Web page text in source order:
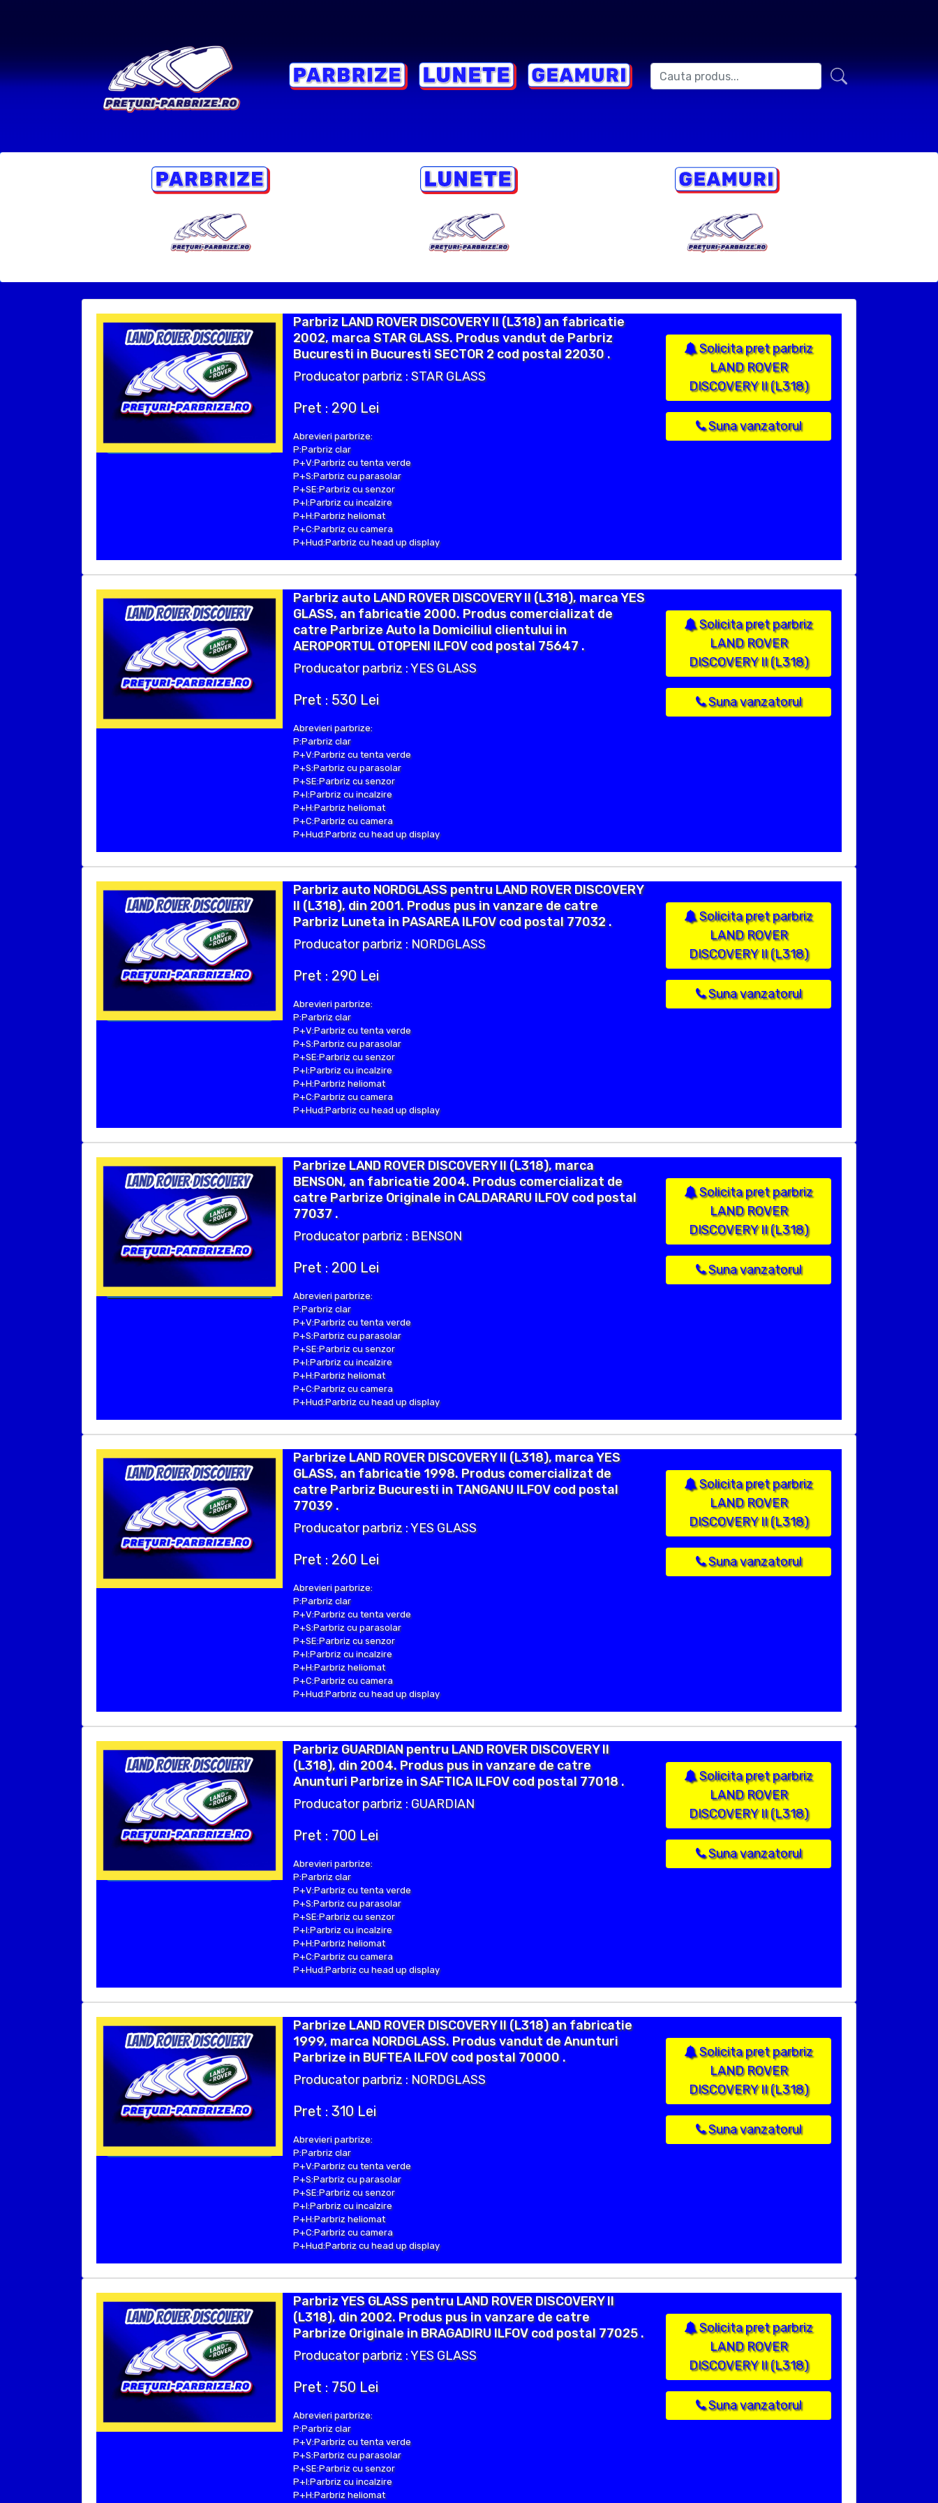
Parbriz LAND ROVER DISCOVERY II (L318) an fabricatie
2002, marca STAR GLASS. Produs vandut de Parbriz
Bucuresti in Bucuresti SECTOR 2 cod postal 22030 .
Producator parbriz : STAR GLASS
Pret : 290 Lei
Abrevieri parbrize:
P:Parbriz clar
P+V:Parbriz cu tenta verde
P+S:Parbriz cu parasolar
P+SE:Parbriz cu senzor
P+I:Parbriz cu incalzire
P+H:Parbriz heliomat
P+C:Parbriz cu camera
P+Hud:Parbriz cu head up display
Solicita pret parbriz
LAND ROVER
DISCOVERY II (L318)
Suna vanzatorul
Parbriz auto LAND ROVER DISCOVERY II (L318), marca YES
GLASS, an fabricatie 2000. Produs comercializat de
catre Parbrize Auto la Domiciliul clientului in
AEROPORTUL OTOPENI ILFOV cod postal 75647 .
Producator parbriz : YES GLASS
Pret : 530 Lei
Abrevieri parbrize:
P:Parbriz clar
P+V:Parbriz cu tenta verde
P+S:Parbriz cu parasolar
P+SE:Parbriz cu senzor
P+I:Parbriz cu incalzire
P+H:Parbriz heliomat
P+C:Parbriz cu camera
P+Hud:Parbriz cu head up display
Solicita pret parbriz
LAND ROVER
DISCOVERY II (L318)
Suna vanzatorul
Parbriz auto NORDGLASS pentru LAND ROVER DISCOVERY
II (L318), din 2001. Produs pus in vanzare de catre
Parbriz Luneta in PASAREA ILFOV cod postal 77032 .
Producator parbriz : NORDGLASS
Pret : 290 Lei
Abrevieri parbrize:
P:Parbriz clar
P+V:Parbriz cu tenta verde
P+S:Parbriz cu parasolar
P+SE:Parbriz cu senzor
P+I:Parbriz cu incalzire
P+H:Parbriz heliomat
P+C:Parbriz cu camera
P+Hud:Parbriz cu head up display
Solicita pret parbriz
LAND ROVER
DISCOVERY II (L318)
Suna vanzatorul
Parbrize LAND ROVER DISCOVERY II (L318), marca
BENSON, an fabricatie 2004. Produs comercializat de
catre Parbrize Originale in CALDARARU ILFOV cod postal
77037 .
Producator parbriz : BENSON
Pret : 200 Lei
Abrevieri parbrize:
P:Parbriz clar
P+V:Parbriz cu tenta verde
P+S:Parbriz cu parasolar
P+SE:Parbriz cu senzor
P+I:Parbriz cu incalzire
P+H:Parbriz heliomat
P+C:Parbriz cu camera
P+Hud:Parbriz cu head up display
Solicita pret parbriz
LAND ROVER
DISCOVERY II (L318)
Suna vanzatorul
Parbrize LAND ROVER DISCOVERY II (L318), marca YES
GLASS, an fabricatie 1998. Produs comercializat de
catre Parbriz Bucuresti in TANGANU ILFOV cod postal
77039 .
Producator parbriz : YES GLASS
Pret : 260 Lei
Abrevieri parbrize:
P:Parbriz clar
P+V:Parbriz cu tenta verde
P+S:Parbriz cu parasolar
P+SE:Parbriz cu senzor
P+I:Parbriz cu incalzire
P+H:Parbriz heliomat
P+C:Parbriz cu camera
P+Hud:Parbriz cu head up display
Solicita pret parbriz
LAND ROVER
DISCOVERY II (L318)
Suna vanzatorul
Parbriz GUARDIAN pentru LAND ROVER DISCOVERY II
(L318), din 2004. Produs pus in vanzare de catre
Anunturi Parbrize in SAFTICA ILFOV cod postal 77018 .
Producator parbriz : GUARDIAN
Pret : 700 Lei
Abrevieri parbrize:
P:Parbriz clar
P+V:Parbriz cu tenta verde
P+S:Parbriz cu parasolar
P+SE:Parbriz cu senzor
P+I:Parbriz cu incalzire
P+H:Parbriz heliomat
P+C:Parbriz cu camera
P+Hud:Parbriz cu head up display
Solicita pret parbriz
LAND ROVER
DISCOVERY II (L318)
Suna vanzatorul
Parbrize LAND ROVER DISCOVERY II (L318) an fabricatie
1999, marca NORDGLASS. Produs vandut de Anunturi
Parbrize in BUFTEA ILFOV cod postal 70000 .
Producator parbriz : NORDGLASS
Pret : 310 Lei
Abrevieri parbrize:
P:Parbriz clar
P+V:Parbriz cu tenta verde
P+S:Parbriz cu parasolar
P+SE:Parbriz cu senzor
P+I:Parbriz cu incalzire
P+H:Parbriz heliomat
P+C:Parbriz cu camera
P+Hud:Parbriz cu head up display
Solicita pret parbriz
LAND ROVER
DISCOVERY II (L318)
Suna vanzatorul
Parbriz YES GLASS pentru LAND ROVER DISCOVERY II
(L318), din 2002. Produs pus in vanzare de catre
Parbrize Originale in BRAGADIRU ILFOV cod postal 77025 .
Producator parbriz : YES GLASS
Pret : 750 Lei
Abrevieri parbrize:
P:Parbriz clar
P+V:Parbriz cu tenta verde
P+S:Parbriz cu parasolar
P+SE:Parbriz cu senzor
P+I:Parbriz cu incalzire
P+H:Parbriz heliomat
Solicita pret parbriz
LAND ROVER
DISCOVERY II (L318)
Suna vanzatorul